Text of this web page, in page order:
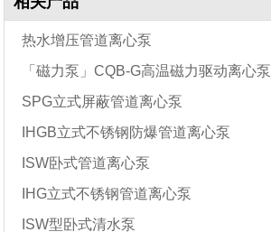
热水增压管道离心泵
「磁力泵」CQB-G高温磁力驱动离心泵
SPG立式屏蔽管道离心泵
IHGB立式不锈钢防爆管道离心泵
ISW卧式管道离心泵
IHG立式不锈钢管道离心泵
ISW型卧式清水泵